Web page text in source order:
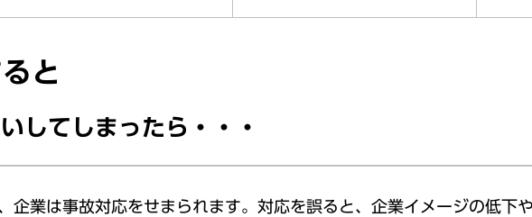
と
してしまったら・・・
企業は事故対応をせまられます。対応を誤ると、企業イメージの低下